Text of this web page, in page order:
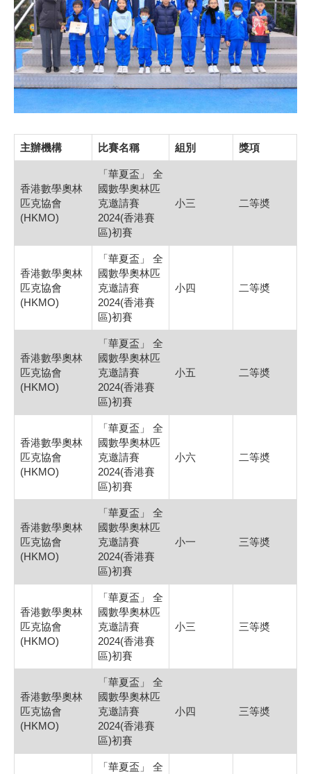
主辦機構 比賽名稱 組別 獎項
香港數學奧林
匹克協會
(HKMO)
「華夏盃」 全
國數學奧林匹
克邀請賽
2024(香港賽
區)初賽
小三 二等奬
香港數學奧林
匹克協會
(HKMO)
「華夏盃」 全
國數學奧林匹
克邀請賽
2024(香港賽
區)初賽
小四 二等奬
香港數學奧林
匹克協會
(HKMO)
「華夏盃」 全
國數學奧林匹
克邀請賽
2024(香港賽
區)初賽
小五 二等奬
香港數學奧林
匹克協會
(HKMO)
「華夏盃」 全
國數學奧林匹
克邀請賽
2024(香港賽
區)初賽
小六 二等奬
香港數學奧林
匹克協會
(HKMO)
「華夏盃」 全
國數學奧林匹
克邀請賽
2024(香港賽
區)初賽
小一 三等奬
香港數學奧林
匹克協會
(HKMO)
「華夏盃」 全
國數學奧林匹
克邀請賽
2024(香港賽
區)初賽
小三 三等奬
香港數學奧林
匹克協會
(HKMO)
「華夏盃」 全
國數學奧林匹
克邀請賽
2024(香港賽
區)初賽
小四 三等奬
「華夏盃」 全